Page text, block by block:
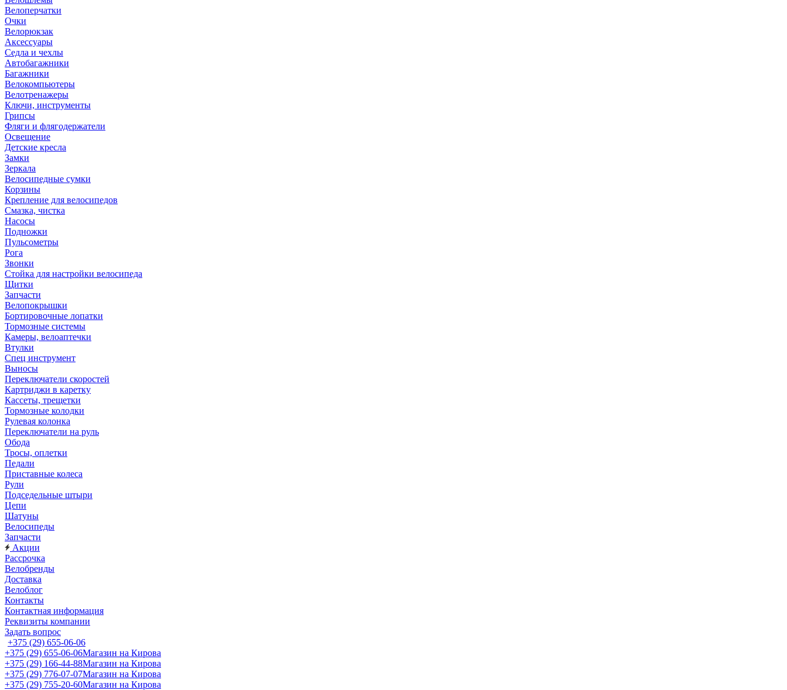
Велоперчатки
Очки
Велорюкзак
Аксессуары
Седла и чехлы
Автобагажники
Багажники
Велокомпьютеры
Велотренажеры
Ключи, инструменты
Грипсы
Фляги и флягодержатели
Освещение
Детские кресла
Замки
Зеркала
Велосипедные сумки
Корзины
Крепление для велосипедов
Смазка, чистка
Насосы
Подножки
Пульсометры
Рога
Звонки
Стойка для настройки велосипеда
Щитки
Запчасти
Велопокрышки
Бортировочные лопатки
Тормозные системы
Камеры, велоаптечки
Втулки
Спец инструмент
Выносы
Переключатели скоростей
Картриджи в каретку
Кассеты, трещетки
Тормозные колодки
Рулевая колонка
Переключатели на руль
Обода
Тросы, оплетки
Педали
Приставные колеса
Рули
Подседельные штыри
Цепи
Шатуны
Велосипеды
Запчасти
Акции
Рассрочка
Велобренды
Доставка
Велоблог
Контакты
Контактная информация
Реквизиты компании
Задать вопрос
+375 (29) 655-06-06
+375 (29) 655-06-06Магазин на Кирова
+375 (29) 166-44-88Магазин на Кирова
+375 (29) 776-07-07Магазин на Кирова
+375 (29) 755-20-60Магазин на Кирова